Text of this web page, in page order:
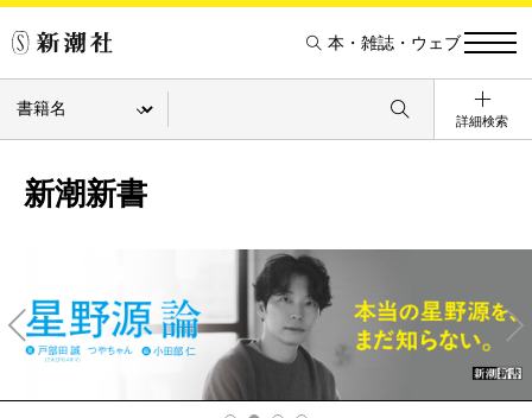
本・雑誌・ウェブ
詳細検索
新潮新書
v
Ne
xt